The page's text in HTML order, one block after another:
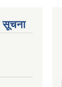
सूचना